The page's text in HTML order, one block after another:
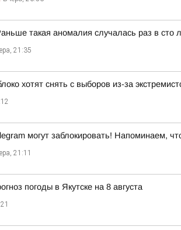
такая аномалия случалась раз в сто
21:35
хотят снять с выборов из-за
могут заблокировать! Напоминаем,
21:11
погоды в Якутске на 8 августа